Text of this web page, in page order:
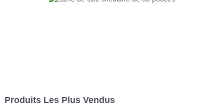
Produits Les Plus Vendus